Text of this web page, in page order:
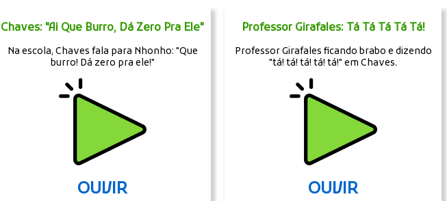
Chaves: "Ai Que Burro, Dá Zero Pra Ele"
Na escola, Chaves fala para Nhonho: "Que
burro! Dá zero pra ele!"
OUVIR
Professor Girafales: Tá Tá Tá Tá Tá!
Professor Girafales ficando brabo e dizendo
"tá! tá! tá! tá! tá!" em Chaves.
OUVIR